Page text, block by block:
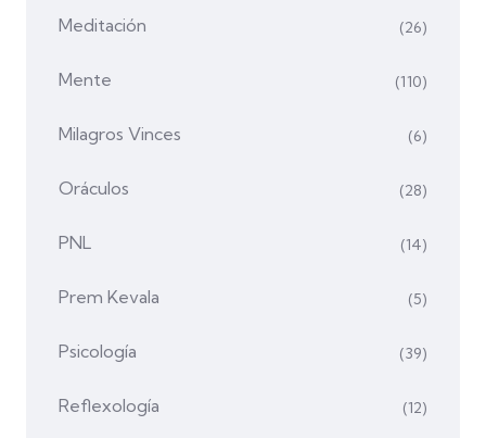
Meditación (26)
Mente (110)
Milagros Vinces (6)
Oráculos (28)
PNL (14)
Prem Kevala (5)
Psicología (39)
Reflexología (12)